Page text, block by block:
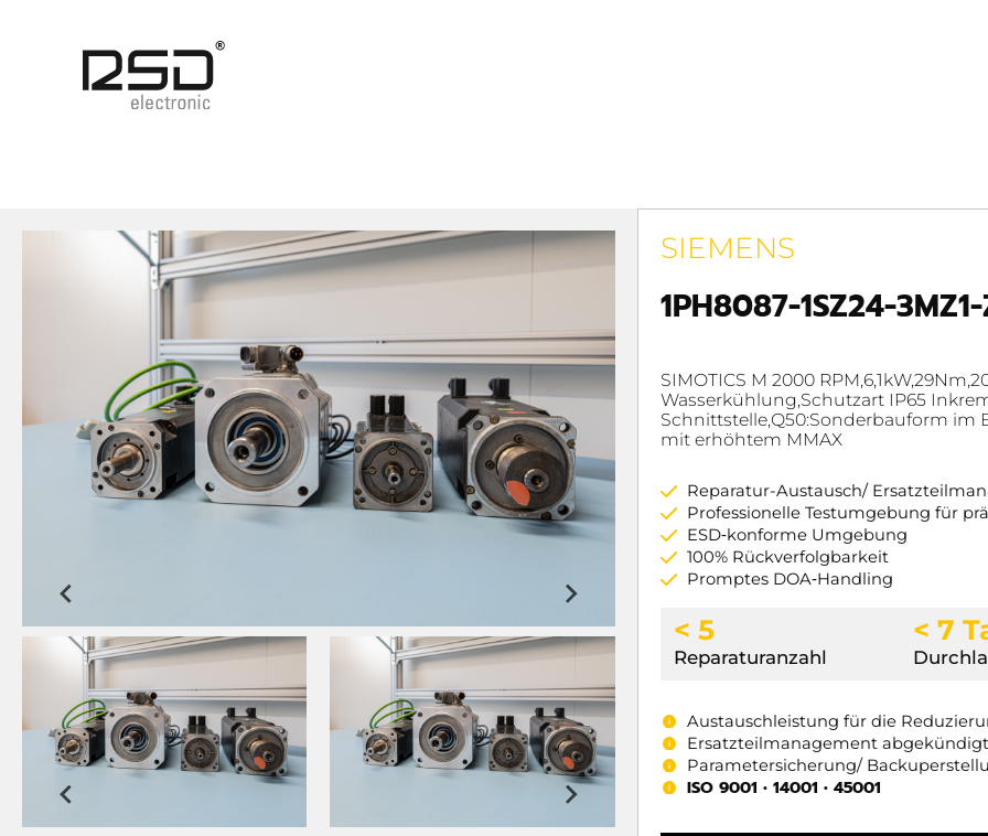
SIEMENS
1PH8087-1SZ24-
SIMOTICS M 2000
Wasserkühlung,Schutzart IP65
Schnittstelle,Q50:Sonderbauform im
mit erhöhtem MMAX
Reparatur-Austausch/
Professionelle Testumgebung für
ESD‑konforme Umgebung
100% Rückverfolgbarkeit
Promptes DOA‑Handling
< 5
Reparaturanzahl
< 7
Austauschleistung für die
Ersatzteilmanagement
Parametersicherung/
ISO 9001 • 14001 • 45001